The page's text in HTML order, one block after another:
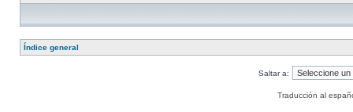
Índice general
Saltar a:
Traducción al